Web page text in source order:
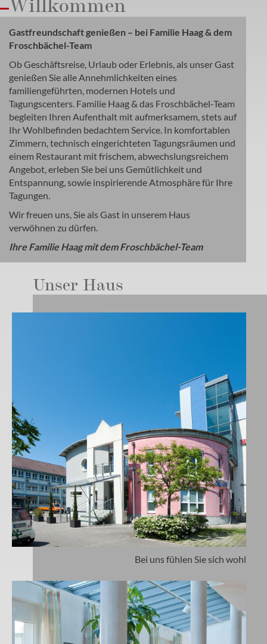
Gastfreundschaft genießen – bei Familie Haag & dem
Froschbächel-Team
Ob Geschäftsreise, Urlaub oder Erlebnis, als unser Gast
genießen Sie alle Annehmlichkeiten eines
familiengeführten, modernen Hotels und
Tagungscenters. Familie Haag & das Froschbächel-Team
begleiten Ihren Aufenthalt mit aufmerksamem, stets auf
Ihr Wohlbefinden bedachtem Service. In komfortablen
Zimmern, technisch eingerichteten Tagungsräumen und
einem Restaurant mit frischem, abwechslungsreichem
Angebot, erleben Sie bei uns Gemütlichkeit und
Entspannung, sowie inspirierende Atmosphäre für Ihre
Tagungen.
Wir freuen uns, Sie als Gast in unserem Haus
verwöhnen zu dürfen.
Ihre Familie Haag mit dem Froschbächel-Team
Unser Haus
Bei uns fühlen Sie sich wohl